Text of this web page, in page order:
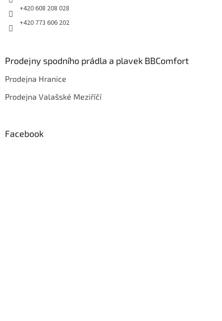
+420 608 208 028
+420 773 606 202
Prodejny spodního prádla a plavek BBComfort
Prodejna Hranice
Prodejna Valašské Meziříčí
Facebook